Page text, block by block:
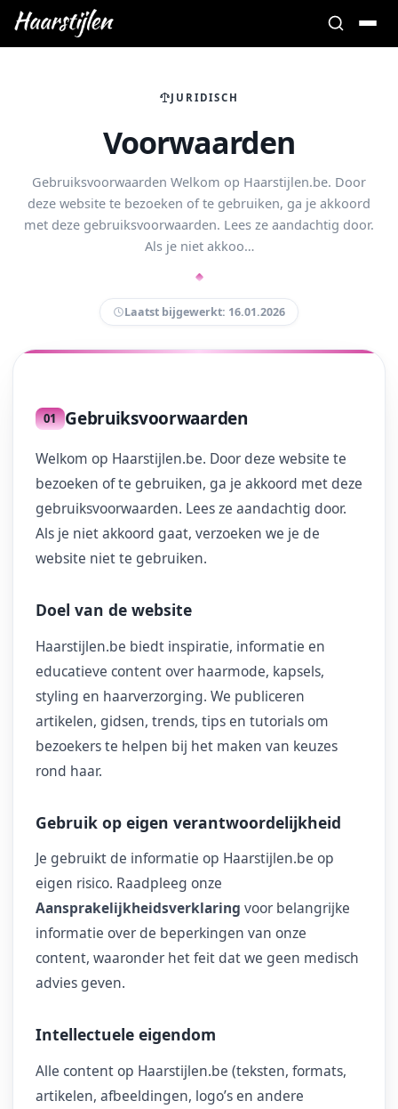
JURIDISCH
Voorwaarden
Gebruiksvoorwaarden Welkom op Haarstijlen.be. Door
deze website te bezoeken of te gebruiken, ga je akkoord
met deze gebruiksvoorwaarden. Lees ze aandachtig door.
Als je niet akkoo…
Laatst bijgewerkt: 16.01.2026
Gebruiksvoorwaarden
Welkom op Haarstijlen.be. Door deze website te
bezoeken of te gebruiken, ga je akkoord met deze
gebruiksvoorwaarden. Lees ze aandachtig door.
Als je niet akkoord gaat, verzoeken we je de
website niet te gebruiken.
Doel van de website
Haarstijlen.be biedt inspiratie, informatie en
educatieve content over haarmode, kapsels,
styling en haarverzorging. We publiceren
artikelen, gidsen, trends, tips en tutorials om
bezoekers te helpen bij het maken van keuzes
rond haar.
Gebruik op eigen verantwoordelijkheid
Je gebruikt de informatie op Haarstijlen.be op
eigen risico. Raadpleeg onze
Aansprakelijkheidsverklaring voor belangrijke
informatie over de beperkingen van onze
content, waaronder het feit dat we geen medisch
advies geven.
Intellectuele eigendom
Alle content op Haarstijlen.be (teksten, formats,
artikelen, afbeeldingen, logo’s en andere